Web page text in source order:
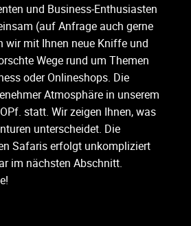
und Business-Enthusiasten
(auf Anfrage auch gerne
wir mit Ihnen neue Kniffe und
Wege rund um Themen
oder Onlineshops. Die
Atmosphäre in unserem
statt. Wir zeigen Ihnen, was
unterscheidet. Die
Safaris erfolgt unkompliziert
im nächsten Abschnitt.